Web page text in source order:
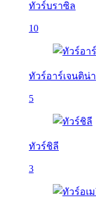
ทัวร์บราซิล
10
ทัวร์อาร์เจนติน่า
5
ทัวร์ชิลี
3